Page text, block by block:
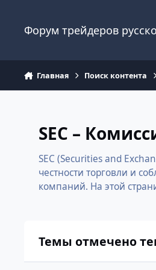
Форум трейдеров
Главная Поиск контента
SEC –
SEC (Securities and
честности торговли и
компаний. На этой
Темы отмечено